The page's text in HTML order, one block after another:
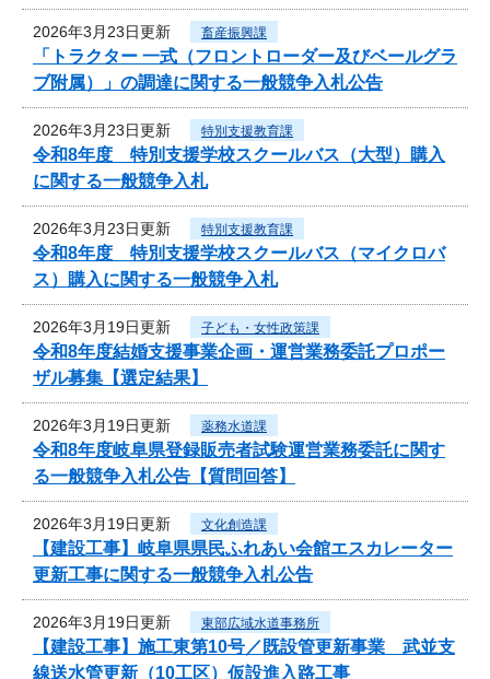
2026年3月23日更新 畜産振興課
「トラクター 一式（フロントローダー及びベールグラ
ブ附属）」の調達に関する一般競争入札公告
2026年3月23日更新 特別支援教育課
令和8年度 特別支援学校スクールバス（大型）購入
に関する一般競争入札
2026年3月23日更新 特別支援教育課
令和8年度 特別支援学校スクールバス（マイクロバ
ス）購入に関する一般競争入札
2026年3月19日更新 子ども・女性政策課
令和8年度結婚支援事業企画・運営業務委託プロポー
ザル募集【選定結果】
2026年3月19日更新 薬務水道課
令和8年度岐阜県登録販売者試験運営業務委託に関す
る一般競争入札公告【質問回答】
2026年3月19日更新 文化創造課
【建設工事】岐阜県県民ふれあい会館エスカレーター
更新工事に関する一般競争入札公告
2026年3月19日更新 東部広域水道事務所
【建設工事】施工東第10号／既設管更新事業 武並支
線送水管更新（10工区）仮設進入路工事